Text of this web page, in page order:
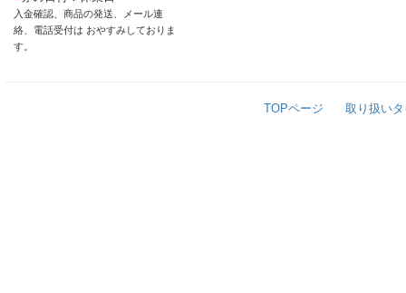
入金確認、商品の発送、メール連
絡、電話受付は おやすみしておりま
す。
TOPページ 取り扱い